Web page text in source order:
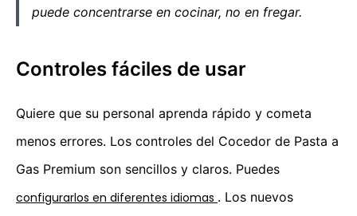
puede concentrarse en cocinar, no en fregar.
Controles fáciles de usar
Quiere que su personal aprenda rápido y cometa
menos errores. Los controles del Cocedor de Pasta a
Gas Premium son sencillos y claros. Puedes
configurarlos en diferentes idiomas . Los nuevos